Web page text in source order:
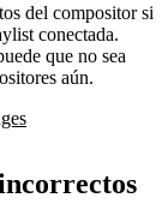
del compositor si
conectada.
que no sea
aún.